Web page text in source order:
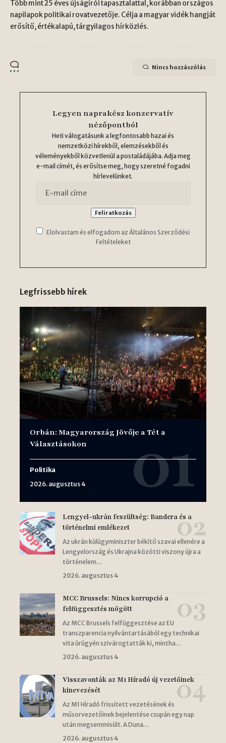
Több mint 25 éves újságírói tapasztalattal, korábban országos
napilapok politikai rovatvezetője. Célja a magyar vidék hangját
erősítő, értékalapú, tárgyilagos hírközlés.
Nincs hozzászólás
Legyen naprakész konzervatív
nézőpontból
Heti válogatásunk a legfontosabb hazai és
nemzetközi hírekből, elemzésekből és
véleményekből közvetlenül a postaládájába. Adja meg
e-mail címét, és erősítse meg, hogy szeretné fogadni
hírlevelünket.
Elolvastam és elfogadom az Általános Szerződési
Feltételeket
Legfrissebb hírek
Orbán: Magyarország Jövője a Tét a
Választásokon
Politika
2026. augusztus 4
Lengyel-ukrán feszültség: Bandera és a
történelmi emlékezet
Az ukrán külügyminiszter békítő szavai ellenére a
Lengyelország és Ukrajna közötti viszony újra a
történelem…
2026. augusztus 4
MCC Brussels: Nincs korrupció a
felfüggesztés mögött
Az MCC Brussels felfüggesztése az EU
transzparencia nyilvántartásából egy technikai
vita ürügyén szivárogtatták ki, mintha…
2026. augusztus 4
Visszavonták az M1 Híradó új vezetőinek
kinevezését
Az M1 Híradó frissített vezetésének és
műsorvezetőinek bejelentése csupán egy nap
után megsemmisült. A Duna…
2026. augusztus 4